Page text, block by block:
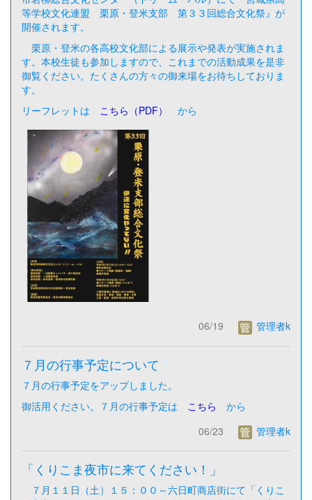
等学校文化連盟 栗原・登米支部 第３３回総合文化祭』が
開催されます。
栗原・登米の各高校文化部による展示や発表が実施されま
す。本校生徒も参加しますので、これまでの活動成果を是非
御覧ください。たくさんの方々の御来場をお待ちしておりま
す。
リーフレットは こちら（PDF） から
06/19 管理者k
７月の行事予定について
７月の行事予定をアップしました。
御活用ください。７月の行事予定は こちら から
06/23
管理者k
「くりこま夜市に来てください！」
７月１１日（土）１５：００～六日町商店街にて「くりこ